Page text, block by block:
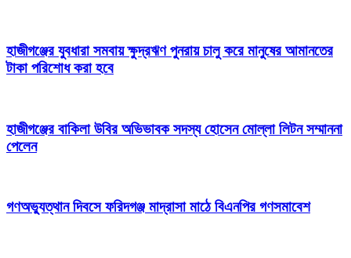
হাজীগঞ্জের যুবধারা সমবায় ক্ষুদ্রঋণ পুনরায় চালু করে মানুষের আমানতের
টাকা পরিশোধ করা হবে
হাজীগঞ্জের বাকিলা উবির অভিভাবক সদস্য হোসেন মোল্লা লিটন সম্মাননা
পেলেন
গণঅভ্যুত্থান দিবসে ফরিদগঞ্জ মাদ্রাসা মাঠে বিএনপির গণসমাবেশ